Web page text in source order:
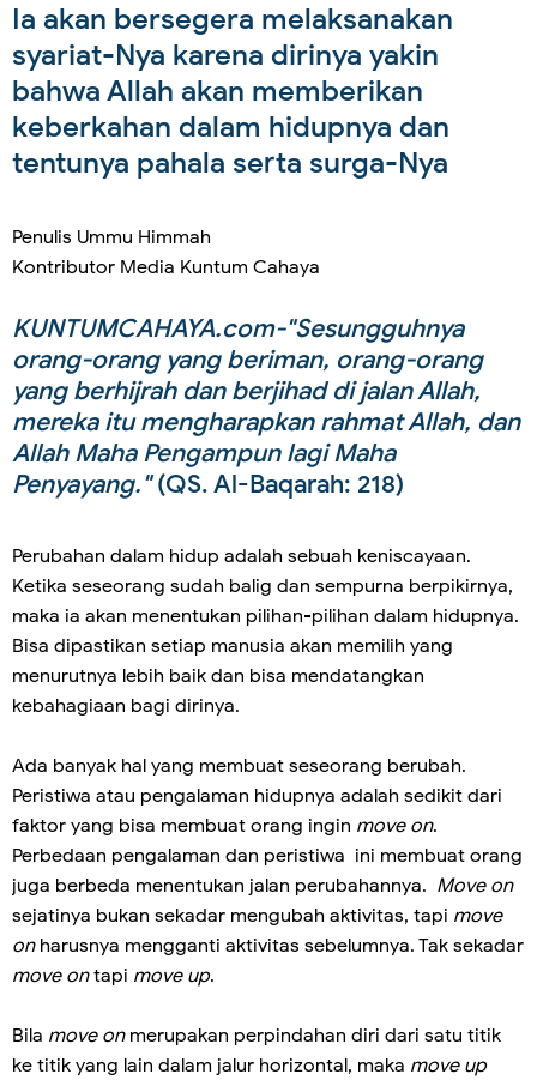
Ia akan bersegera melaksanakan
syariat-Nya karena dirinya yakin
bahwa Allah akan memberikan
keberkahan dalam hidupnya dan
tentunya pahala serta surga-Nya
Penulis Ummu Himmah
Kontributor Media Kuntum Cahaya
KUNTUMCAHAYA.com-"Sesungguhnya
orang-orang yang beriman, orang-orang
yang berhijrah dan berjihad di jalan Allah,
mereka itu mengharapkan rahmat Allah, dan
Allah Maha Pengampun lagi Maha
Penyayang."(QS. Al-Baqarah: 218)
Perubahan dalam hidup adalah sebuah keniscayaan.
Ketika seseorang sudah balig dan sempurna berpikirnya,
maka ia akan menentukan pilihan-pilihan dalam hidupnya.
Bisa dipastikan setiap manusia akan memilih yang
menurutnya lebih baik dan bisa mendatangkan
kebahagiaan bagi dirinya.
Ada banyak hal yang membuat seseorang berubah.
Peristiwa atau pengalaman hidupnya adalah sedikit dari
faktor yang bisa membuat orang ingin move on.
Perbedaan pengalaman dan peristiwa ini membuat orang
juga berbeda menentukan jalan perubahannya. Move on
sejatinya bukan sekadar mengubah aktivitas, tapi move
onharusnya mengganti aktivitas sebelumnya. Tak sekadar
move ontapi move up.
Bila move on merupakan perpindahan diri dari satu titik
ke titik yang lain dalam jalur horizontal, maka move up